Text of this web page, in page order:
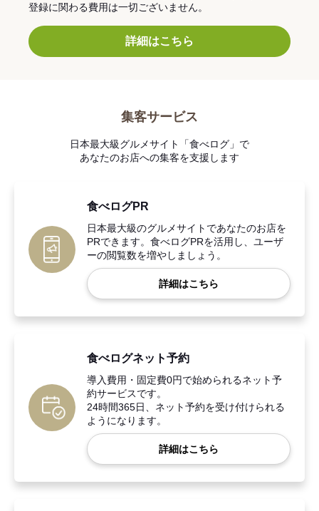
登録に関わる費用は一切ございません。
詳細はこちら
集客サービス
日本最大級グルメサイト「食べログ」で
あなたのお店への集客を支援します
食べログPR
日本最大級のグルメサイトであなたのお店を
PRできます。食べログPRを活用し、ユーザ
ーの閲覧数を増やしましょう。
詳細はこちら
食べログネット予約
導入費用・固定費0円で始められるネット予
約サービスです。
24時間365日、ネット予約を受け付けられる
ようになります。
詳細はこちら